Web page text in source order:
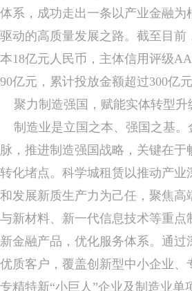
体系，成功走出一条以产业金融为
驱动的高质量发展之路。截至目前
本18亿元人民币，主体信用评级
90亿元，累计投放金额超过300亿元
聚力制造强国，赋能实体转型升
制造业是立国之本、强国之基。
脉，推进制造强国战略，关键在于
转化堵点。科学城租赁以推动产业
和发展新质生产力为己任，聚焦高
与新材料、新一代信息技术等重点
新金融产品，优化服务体系。通过
优质客户，覆盖创新型中小企业、
专精特新“小巨人”企业及制造业单